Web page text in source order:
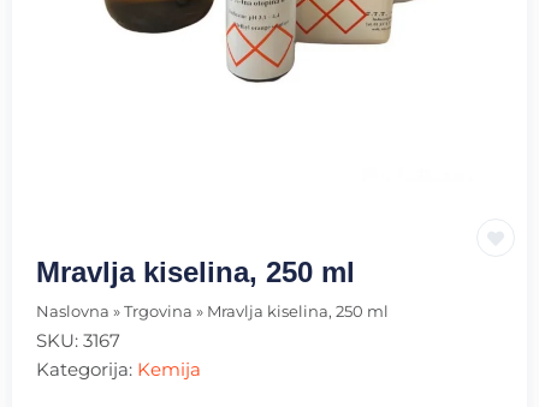
Mravlja kiselina, 250 ml
Naslovna » Trgovina » Mravlja kiselina, 250 ml
SKU: 3167
Kategorija: Kemija